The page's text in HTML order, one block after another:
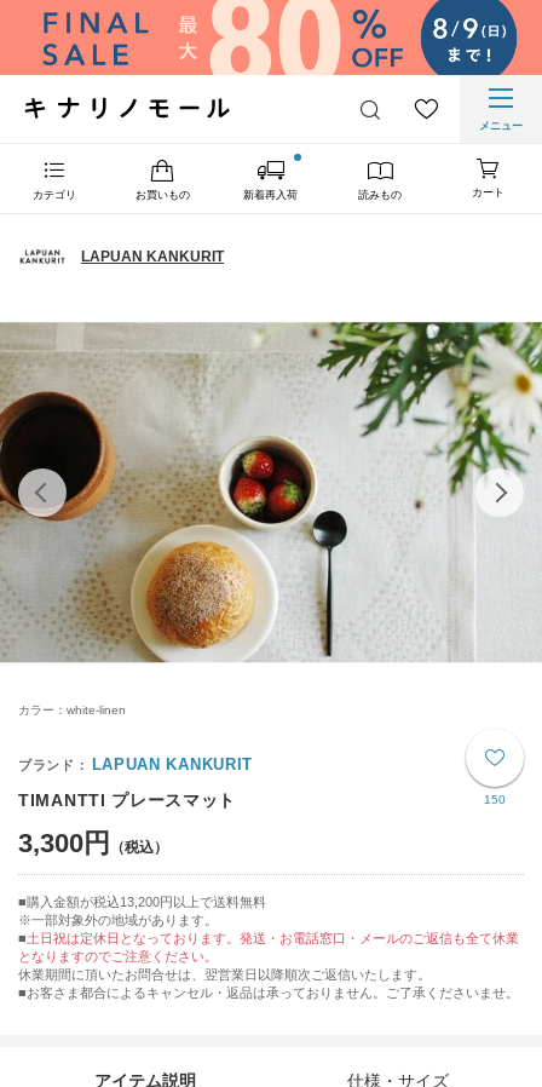
メニュー
カテゴリ お買いもの 新着再入荷 読みもの カート
LAPUAN KANKURIT
カラー：white-linen
150
LAPUAN KANKURIT
TIMANTTI プレースマット
3,300円
購入金額が税込13,200円以上で送料無料
※一部対象外の地域があります。
土日祝は定休日となっております。発送・お電話窓口・メールのご返信も全て休業
となりますのでご注意ください。
休業期間に頂いたお問合せは、翌営業日以降順次ご返信いたします。
■お客さま都合によるキャンセル・返品は承っておりません。ご了承くださいませ。
アイテム説明 仕様・サイズ